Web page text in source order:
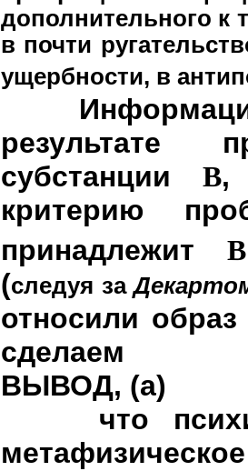
дополнительного к
в почти
ущербности, в
результате
субстанцииВ,
критерию
принадлежит В
(следуя за
относили образ
сделаем
ВЫВОД, (a)
что